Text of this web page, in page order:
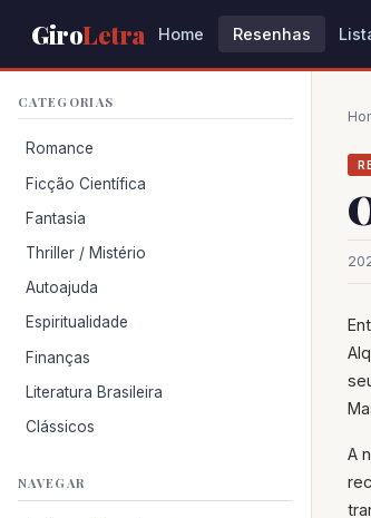
GiroLetra Home Resenhas
CATEGORIAS
Romance
Ficção Científica
Fantasia
Thriller / Mistério
Autoajuda
Espiritualidade
Finanças
Literatura Brasileira
Clássicos
NAVEGAR
A